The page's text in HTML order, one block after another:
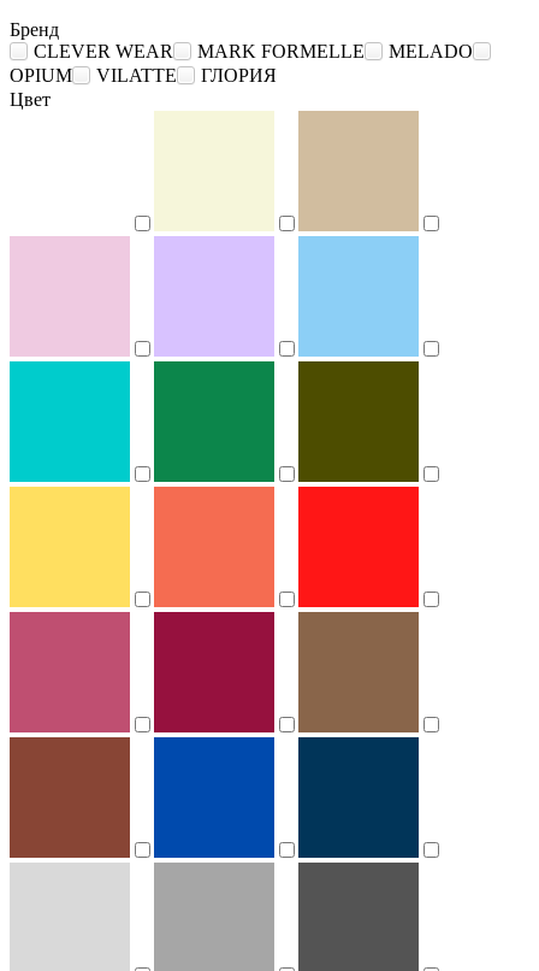
Бренд
CLEVER WEAR
MARK FORMELLE
MELADO
OPIUM
VILATTE
ГЛОРИЯ
Цвет